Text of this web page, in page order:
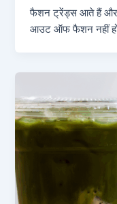
फैशन ट्रेंड्स आते हैं और
आउट ऑफ फैशन नहीं